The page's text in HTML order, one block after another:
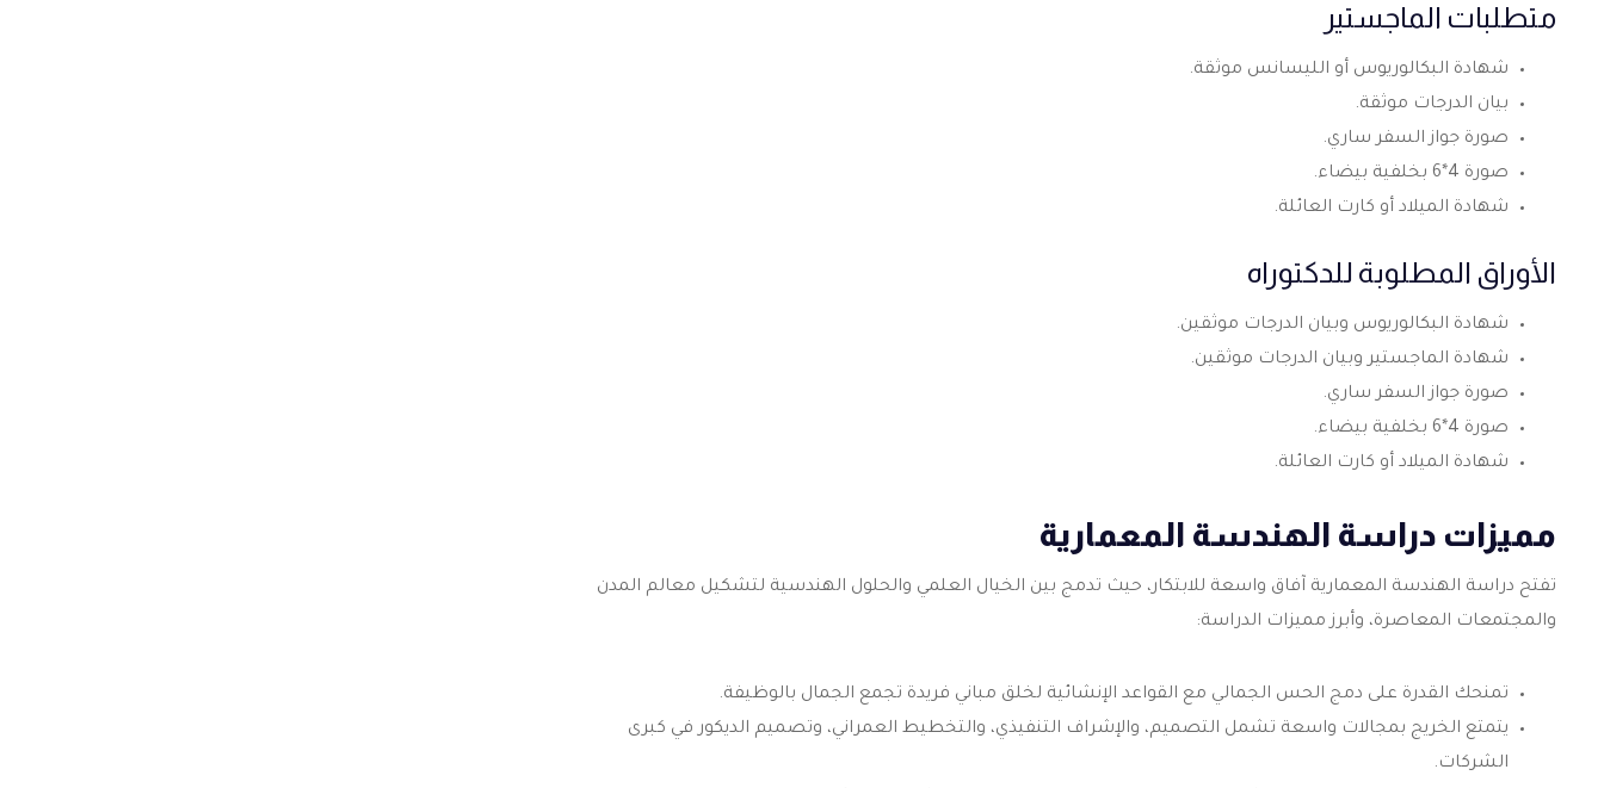
متطلبات الماجستير
شهادة البكالوريوس أو الليسانس موثقة.
بيان الدرجات موثقة.
صورة جواز السفر ساري.
صورة 4*6 بخلفية بيضاء.
شهادة الميلاد أو كارت العائلة.
الأوراق المطلوبة للدكتوراه
شهادة البكالوريوس وبيان الدرجات موثقين.
شهادة الماجستير وبيان الدرجات موثقين.
صورة جواز السفر ساري.
صورة 4*6 بخلفية بيضاء.
شهادة الميلاد أو كارت العائلة.
مميزات دراسة الهندسة المعمارية
تفتح دراسة الهندسة المعمارية آفاق واسعة للابتكار، حيث تدمج بين الخيال العلمي والحلول الهندسية لتشكيل معالم المدن
والمجتمعات المعاصرة، وأبرز مميزات الدراسة:
تمنحك القدرة على دمج الحس الجمالي مع القواعد الإنشائية لخلق مباني فريدة تجمع الجمال بالوظيفة.
يتمتع الخريج بمجالات واسعة تشمل التصميم، والإشراف التنفيذي، والتخطيط العمراني، وتصميم الديكور في كبرى
الشركات.